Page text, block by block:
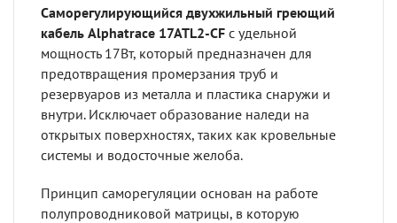
Саморегулирующийся двухжильный греющий
кабель Alphatrace 17ATL2-CF с удельной
мощность 17Вт, который предназначен для
предотвращения промерзания труб и
резервуаров из металла и пластика снаружи и
внутри. Исключает образование наледи на
открытых поверхностях, таких как кровельные
системы и водосточные желоба.
Принцип саморегуляции основан на работе
полупроводниковой матрицы, в которую